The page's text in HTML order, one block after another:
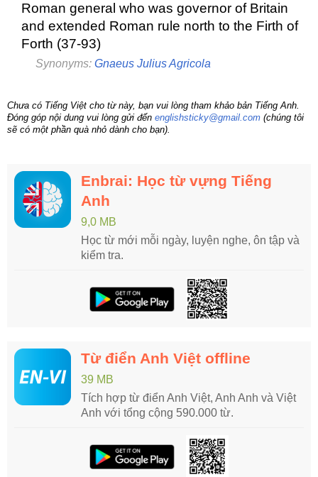
Roman general who was governor of Britain
and extended Roman rule north to the Firth of
Forth (37-93)
Synonyms: Gnaeus Julius Agricola
Chưa có Tiếng Việt cho từ này, bạn vui lòng tham khảo bản Tiếng Anh.
Đóng góp nội dung vui lòng gửi đến englishsticky@gmail.com (chúng tôi
sẽ có một phần quà nhỏ dành cho bạn).
Enbrai: Học từ vựng Tiếng
Anh
9,0 MB
Học từ mới mỗi ngày, luyện nghe, ôn tập và
kiểm tra.
Từ điển Anh Việt offline
39 MB
Tích hợp từ điển Anh Việt, Anh Anh và Việt
Anh với tổng cộng 590.000 từ.